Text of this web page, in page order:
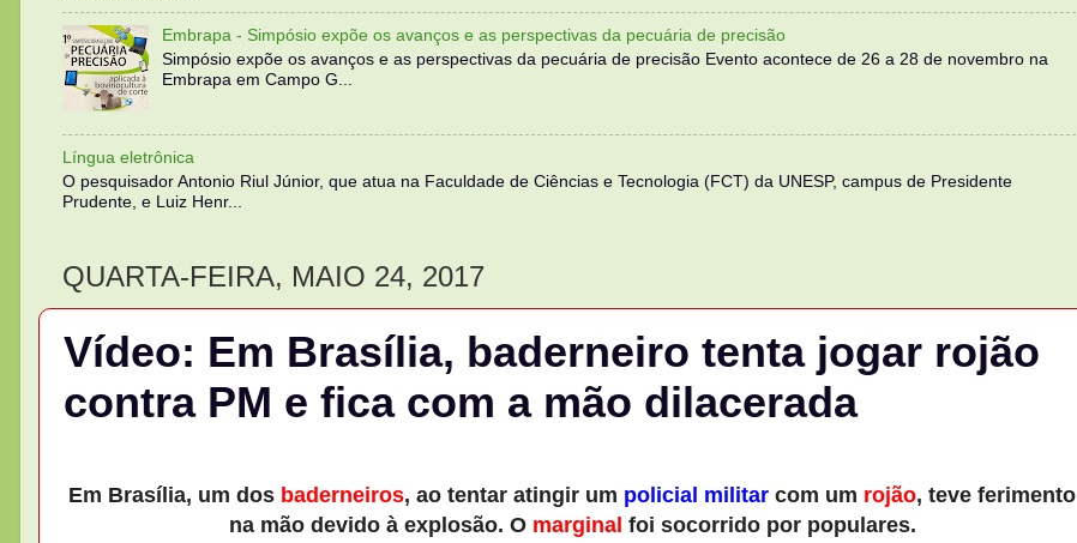
Embrapa - Simpósio expõe os avanços e as perspectivas da pecuária de precisão
Simpósio expõe os avanços e as perspectivas da pecuária de precisão Evento acontece de 26 a 28 de novembro na
Embrapa em Campo G...
Língua eletrônica
O pesquisador Antonio Riul Júnior, que atua na Faculdade de Ciências e Tecnologia (FCT) da UNESP, campus de Presidente
Prudente, e Luiz Henr...
QUARTA-FEIRA, MAIO 24, 2017
Vídeo: Em Brasília, baderneiro tenta jogar rojão
contra PM e fica com a mão dilacerada
Em Brasília, um dos baderneiros, ao tentar atingir um policial militar com um rojão, teve ferimento
na mão devido à explosão. O marginal foi socorrido por populares.